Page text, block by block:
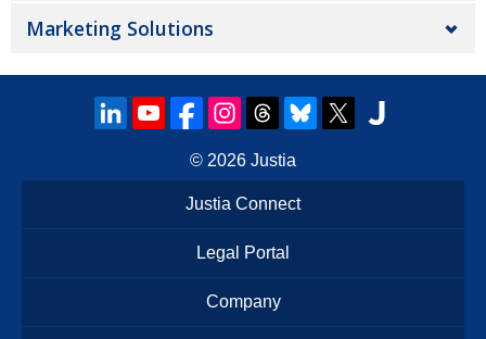
Marketing Solutions
© 2026 Justia
Justia Connect
Legal Portal
Company